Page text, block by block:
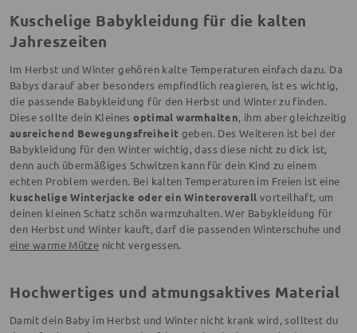
Kuschelige Babykleidung für die kalten
Jahreszeiten
Im Herbst und Winter gehören kalte Temperaturen einfach dazu. Da
Babys darauf aber besonders empfindlich reagieren, ist es wichtig,
die passende Babykleidung für den Herbst und Winter zu finden.
Diese sollte dein Kleinesoptimal warmhalten, ihm aber gleichzeitig
ausreichend Bewegungsfreiheit geben. Des Weiteren ist bei der
Babykleidung für den Winter wichtig, dass diese nicht zu dick ist,
denn auch übermäßiges Schwitzen kann für dein Kind zu einem
echten Problem werden. Bei kalten Temperaturen im Freien ist eine
kuschelige Winterjacke oder ein Winteroverall vorteilhaft, um
deinen kleinen Schatz schön warmzuhalten. Wer Babykleidung für
den Herbst und Winter kauft, darf die passenden Winterschuhe und
eine warme Mütze nicht vergessen.
Hochwertiges und atmungsaktives Material
Damit dein Baby im Herbst und Winter nicht krank wird, solltest du